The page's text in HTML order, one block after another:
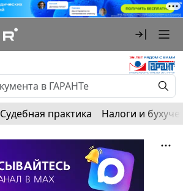
Судебная практика Налоги и